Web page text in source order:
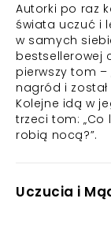
Autorki po raz
świata uczuć i
w samych
bestsellerowej
pierwszy tom –
nagród i
Kolejne idą w
trzeci tom: „Co
robią nocą?”.
Uczucia i